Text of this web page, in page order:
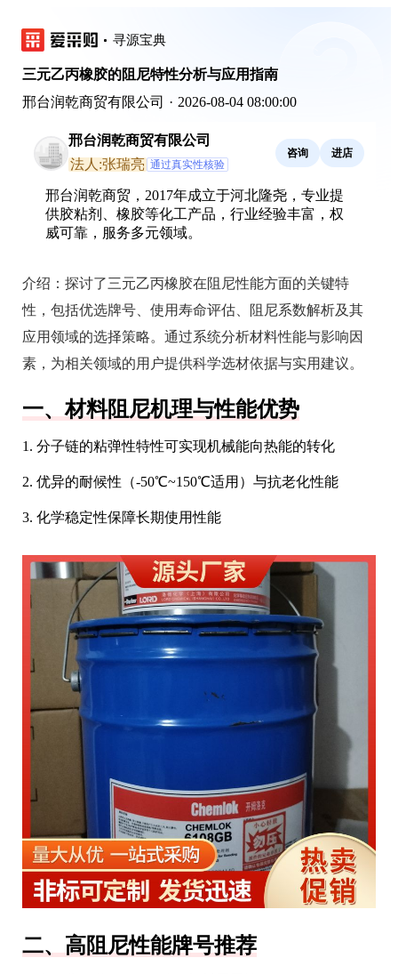
寻源宝典
三元乙丙橡胶的阻尼特性分析与应用指南
邢台润乾商贸有限公司 · 2026-08-04 08:00:00
邢台润乾商贸有限公司
法人:张瑞亮 通过真实性核验
咨询 进店
邢台润乾商贸，2017年成立于河北隆尧，专业提
供胶粘剂、橡胶等化工产品，行业经验丰富，权
威可靠，服务多元领域。
介绍： 探讨了三元乙丙橡胶在阻尼性能方面的关键特
性，包括优选牌号、使用寿命评估、阻尼系数解析及其
应用领域的选择策略。通过系统分析材料性能与影响因
素，为相关领域的用户提供科学选材依据与实用建议。
一、材料阻尼机理与性能优势
1. 分子链的粘弹性特性可实现机械能向热能的转化
2. 优异的耐候性（-50℃~150℃适用）与抗老化性能
3. 化学稳定性保障长期使用性能
二、高阻尼性能牌号推荐